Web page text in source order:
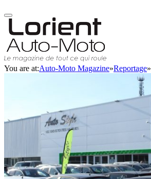
You are at:Auto-Moto Magazine»Reportage»